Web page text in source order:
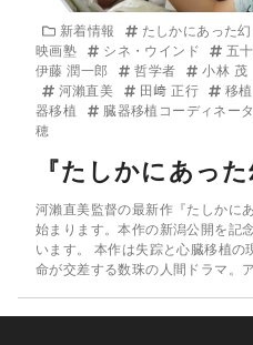
新着情報 たしかにあった幻
映画塾
シネ・ウインド
五
伊藤 潤一郎
哲学者 小林 茂
河瀨直美
田﨑 正行 移
器移植
臓器移植コーディネー
穂
『たしかにあっ
河瀨直美監督の最新作『たしかに
始まります。本作の新潟公開を記
います。 本作は失踪と心臓移植
命が交差する数珠の人間ドラマ。